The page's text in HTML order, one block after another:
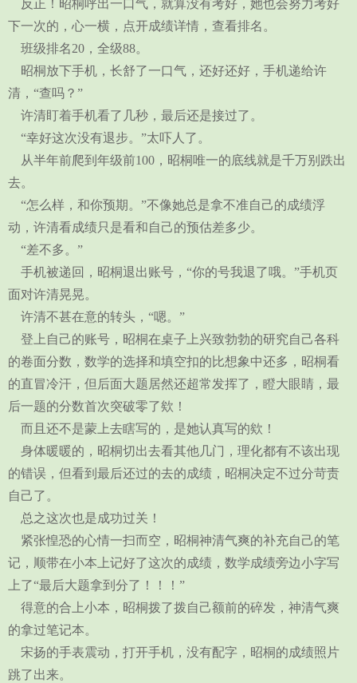
反正！昭桐呼出一口气，就算没有考好，她也会努力考好
下一次的，心一横，点开成绩详情，查看排名。
班级排名20，全级88。
昭桐放下手机，长舒了一口气，还好还好，手机递给许
清，“查吗？”
许清盯着手机看了几秒，最后还是接过了。
“幸好这次没有退步。”太吓人了。
从半年前爬到年级前100，昭桐唯一的底线就是千万别跌出
去。
“怎么样，和你预期。”不像她总是拿不准自己的成绩浮
动，许清看成绩只是看和自己的预估差多少。
“差不多。”
手机被递回，昭桐退出账号，“你的号我退了哦。”手机页
面对许清晃晃。
许清不甚在意的转头，“嗯。”
登上自己的账号，昭桐在桌子上兴致勃勃的研究自己各科
的卷面分数，数学的选择和填空扣的比想象中还多，昭桐看
的直冒冷汗，但后面大题居然还超常发挥了，瞪大眼睛，最
后一题的分数首次突破零了欸！
而且还不是蒙上去瞎写的，是她认真写的欸！
身体暖暖的，昭桐切出去看其他几门，理化都有不该出现
的错误，但看到最后还过的去的成绩，昭桐决定不过分苛责
自己了。
总之这次也是成功过关！
紧张惶恐的心情一扫而空，昭桐神清气爽的补充自己的笔
记，顺带在小本上记好了这次的成绩，数学成绩旁边小字写
上了“最后大题拿到分了！！！”
得意的合上小本，昭桐拨了拨自己额前的碎发，神清气爽
的拿过笔记本。
宋扬的手表震动，打开手机，没有配字，昭桐的成绩照片
跳了出来。